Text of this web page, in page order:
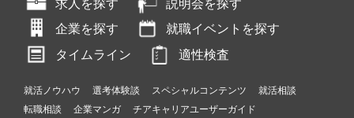
就
活
サ
イ
チ
求人を探す
説明会を探す
企業を探す
就職イベントを探す
タイムライン
適性検査
就活ノウハウ 選考体験談 スペシャルコンテンツ
就活相談
転職相談
企業マンガ チアキャリアユーザーガイド